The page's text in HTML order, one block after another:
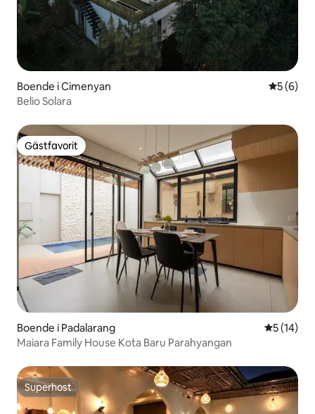
Boende i Cimenyan 5 av 5 i
5 (6)
Belio Solara
Gästfavorit
Gästfavorit
Boende i Padalarang 5 av 5 i
5 (14)
Maiara Family House Kota Baru Parahyangan
Superhost
Superhost